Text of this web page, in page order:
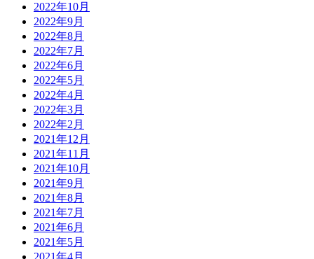
2022年10月
2022年9月
2022年8月
2022年7月
2022年6月
2022年5月
2022年4月
2022年3月
2022年2月
2021年12月
2021年11月
2021年10月
2021年9月
2021年8月
2021年7月
2021年6月
2021年5月
2021年4月